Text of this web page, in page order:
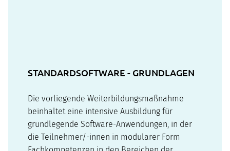
STANDARDSOFTWARE - GRUNDLAGEN
Die vorliegende Weiterbildungsmaßnahme
beinhaltet eine intensive Ausbildung für
grundlegende Software-Anwendungen, in der
die Teilnehmer/-innen in modularer Form